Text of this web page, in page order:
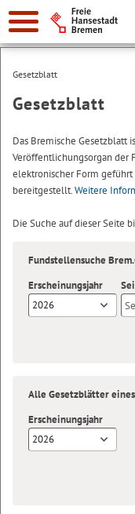
Suche:
Gesetzblatt
Gesetzblatt
Das Bremische Gesetzblatt
Veröffentlichungsorgan der
elektronischer Form
bereitgestellt.Weitere
Die Suche auf dieser Seite
Fundstellensuche
Erscheinungsjahr
2026
Alle Gesetzblätter eines
Erscheinungsjahr
2026